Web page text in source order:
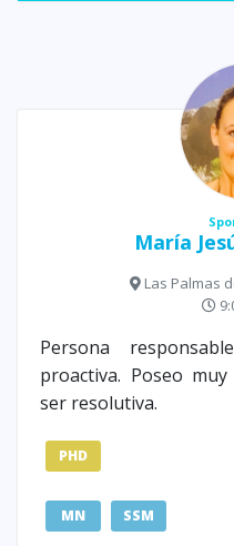
María
Las Palmas
Persona
proactiva. Poseo
ser resolutiva.
PHD
MN SSM